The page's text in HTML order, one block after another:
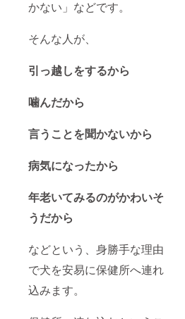
かない」などです。
そんな人が、
引っ越しをするから
噛んだから
言うことを聞かないから
病気になったから
年老いてみるのがかわいそ
うだから
などという、身勝手な理由
で犬を安易に保健所へ連れ
込みます。